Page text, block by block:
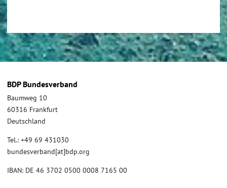
BDP Bundesverband
Baumweg 10
60316 Frankfurt
Deutschland
Tel.: +49 69 431030
bundesverband[at]bdp.org
IBAN: DE 46 3702 0500 0008 7165 00